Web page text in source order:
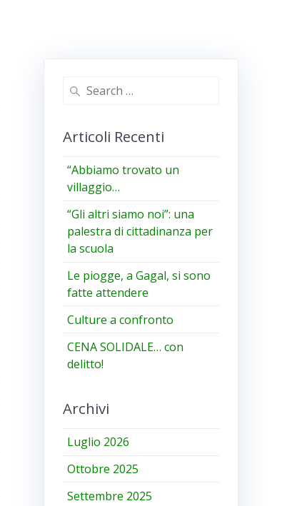
Search
Articoli Recenti
“Abbiamo trovato un
villaggio…
“Gli altri siamo noi”: una
palestra di cittadinanza per
la scuola
Le piogge, a Gagal, si sono
fatte attendere
Culture a confronto
CENA SOLIDALE… con
delitto!
Archivi
Luglio 2026
Ottobre 2025
Settembre 2025